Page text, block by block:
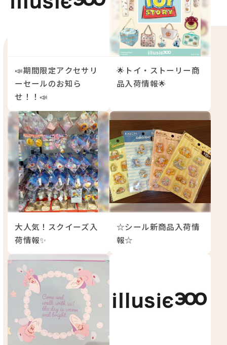
📣期間限定アクセサリ
ーセールのお知ら
せ！！📣
🌟トイ・ストーリー商
品入荷情報🌟
大人気！スクイーズ入
荷情報✨
☆シール新商品入荷情
報☆